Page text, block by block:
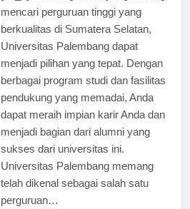
[ad_1] Jadi, bagi Anda yang sedang
mencari perguruan tinggi yang
berkualitas di Sumatera Selatan,
Universitas Palembang dapat
menjadi pilihan yang tepat. Dengan
berbagai program studi dan fasilitas
pendukung yang memadai, Anda
dapat meraih impian karir Anda dan
menjadi bagian dari alumni yang
sukses dari universitas ini.
Universitas Palembang memang
telah dikenal sebagai salah satu